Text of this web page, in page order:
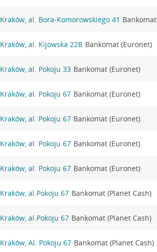
Kraków, al. Bora-Komorowskiego 41
Kraków, al. Kijowska 22B Bankomat (Euronet)
Kraków, al. Pokoju 33 Bankomat (Euronet)
Kraków, al. Pokoju 67 Bankomat (Euronet)
Kraków, al. Pokoju 67 Bankomat (Euronet)
Kraków, al. Pokoju 67 Bankomat (Euronet)
Kraków, al. Pokoju 67 Bankomat (Euronet)
Kraków, al.Pokoju 67 Bankomat (Planet Cash)
Kraków, al.Pokoju 67 Bankomat (Planet Cash)
Kraków, Al. Pokoju 67 Bankomat (Planet Cash)